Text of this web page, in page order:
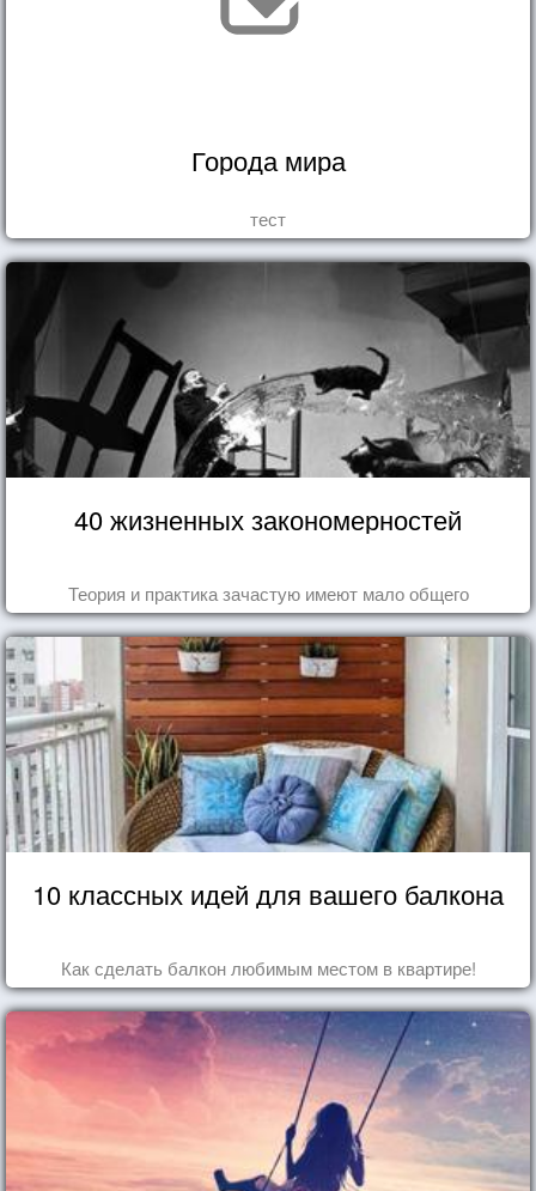
Города мира
тест
40 жизненных закономерностей
Теория и практика зачастую имеют мало общего
10 классных идей для вашего балкона
Как сделать балкон любимым местом в квартире!